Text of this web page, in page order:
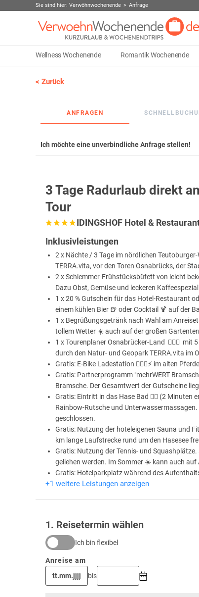
Sie sind hier: Verwöhnwochenende Anfrage
Wellness Wochenende Romantik Wochenende
< Zurück
ANFRAGEN
Ich möchte eine unverbindliche Anfrage stellen!
3 Tage Radurlaub direkt
Tour
IDINGSHOF Hotel &
Inklusivleistungen
2 x Nächte / 3 Tage im nördlichen
TERRA.vita, vor den Toren Osnabrücks, der
2 x Schlemmer-Frühstücksbüfett von leicht
Dazu Obst, Gemüse und leckeren
1 x 20 % Gutschein für das Hotel-Restaurant
einem kühlen Bier 🍺 oder Cocktail 🍹 auf der
1 x Begrüßungsgetränk nach Wahl am
tollem Wetter ☀️ auch auf der großen
1 x Tourenplaner Osnabrücker-Land 🚴🏾‍♀️
durch den Natur- und Geopark TERRA.vita im
Gratis: E-Bike Ladestation 🚴🏼‍♂️⚡ im alten
Gratis: Partnerprogramm "mehrWERT
Bramsche. Der Gesamtwert der Gutscheine
Gratis: Eintritt in das Hase Bad 🏊‍♀️ (2
Rainbow-Rutsche und
geschlossen.
Gratis: Nutzung der hoteleigenen Sauna und
km lange Laufstrecke rund um den Hasesee
Gratis: Nutzung der Tennis- und
geliehen werden. Im Sommer ☀️ kann auch
Gratis: Hotelparkplatz während des
+1 weitere Leistungen anzeigen
1. Reisetermin wählen
Ich bin flexibel
Anreise am
bis